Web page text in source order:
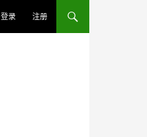
登录 注册